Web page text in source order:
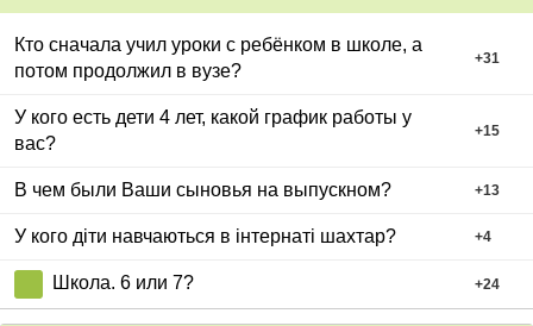
Кто сначала учил уроки с ребёнком в школе, а
потом продолжил в вузе?
+31
У кого есть дети 4 лет, какой график работы у
вас?
+15
В чем были Ваши сыновья на выпускном? +13
У кого діти навчаються в інтернаті шахтар? +4
Школа. 6 или 7? +24